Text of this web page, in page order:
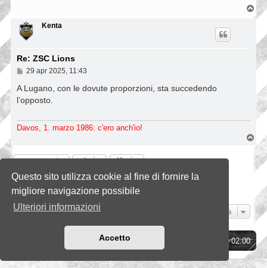
Questo sito utilizza cookie al fine di fornire la
migliore navigazione possibile
Ulteriori informazioni
Accetto
o
Kenta
Re: ZSC Lions
M
s
a
g
i
29 apr 2025, 11:43
A Lugano, con le dovute proporzioni, sta succedendo
l’opposto.
Davos, 1. marzo 1986: c'ero anch'io!
o
Rispondi
202 messaggi Pagina21di21
Precedente
1 … 17 18 19 20
Vai a
UTC+02:00